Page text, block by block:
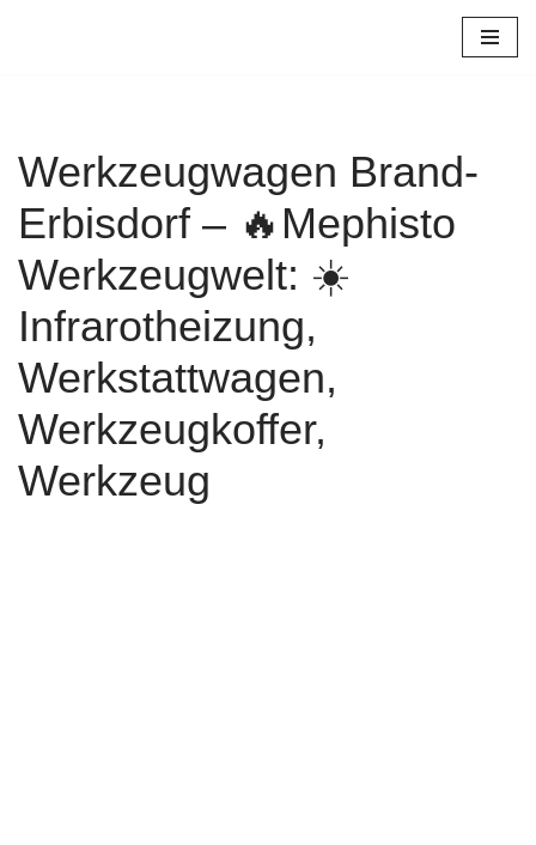
Werkzeugwagen Brand-
Erbisdorf – 🔥Mephisto
Werkzeugwelt: ☀️
Infrarotheizung,
Werkstattwagen,
Werkzeugkoffer,
Werkzeug